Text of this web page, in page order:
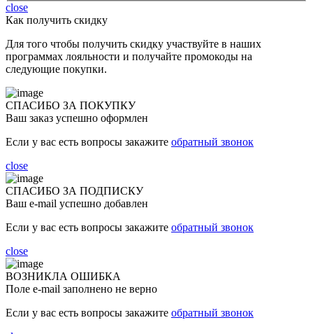
close
Как получить скидку
Для того чтобы получить скидку участвуйте в наших
программах лояльности и получайте промокоды на
следующие покупки.
СПАСИБО ЗА ПОКУПКУ
Ваш заказ успешно оформлен
Если у вас есть вопросы закажите обратный звонок
close
СПАСИБО ЗА ПОДПИСКУ
Ваш e-mail успешно добавлен
Если у вас есть вопросы закажите обратный звонок
close
ВОЗНИКЛА ОШИБКА
Поле e-mail заполнено не верно
Если у вас есть вопросы закажите обратный звонок